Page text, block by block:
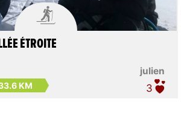

julien
ÉTROITE
KM 3